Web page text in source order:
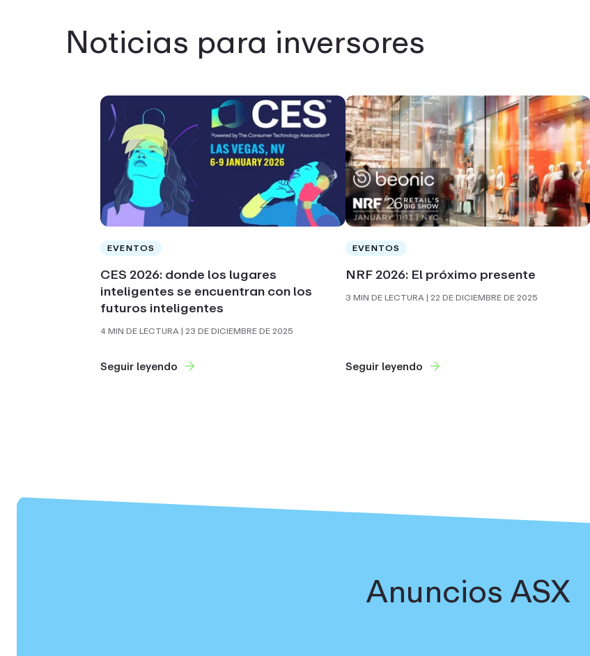
Noticias para inversores
EVENTOS
CES 2026: donde los lugares
inteligentes se encuentran con los
futuros inteligentes
4 MIN DE LECTURA| 23 DE DICIEMBRE DE 2025
Seguir leyendo
EVENTOS
NRF 2026: El próximo presente
3 MIN DE LECTURA| 22 DE DICIEMBRE DE 2025
Seguir leyendo
Anuncios ASX